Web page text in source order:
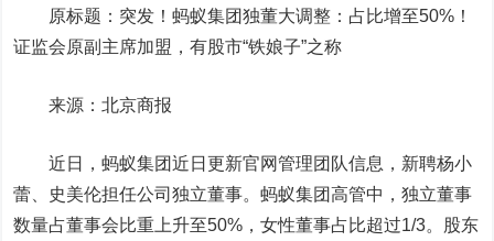
原标题：突发！蚂蚁集团独董大调整：占比增至50%！
证监会原副主席加盟，有股市“铁娘子”之称
来源：北京商报
近日，蚂蚁集团近日更新官网管理团队信息，新聘杨小
蕾、史美伦担任公司独立董事。蚂蚁集团高管中，独立董事
数量占董事会比重上升至50%，女性董事占比超过1/3。股东